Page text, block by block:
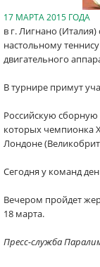
17 МАРТА 2015 ГОДА
в г. Лигнано
настольному
двигательного
В турнире примут
Российскую сборную
которых чемпионка
Лондоне
Сегодня у команд
Вечером пройдет
18 марта.
Пресс-служба